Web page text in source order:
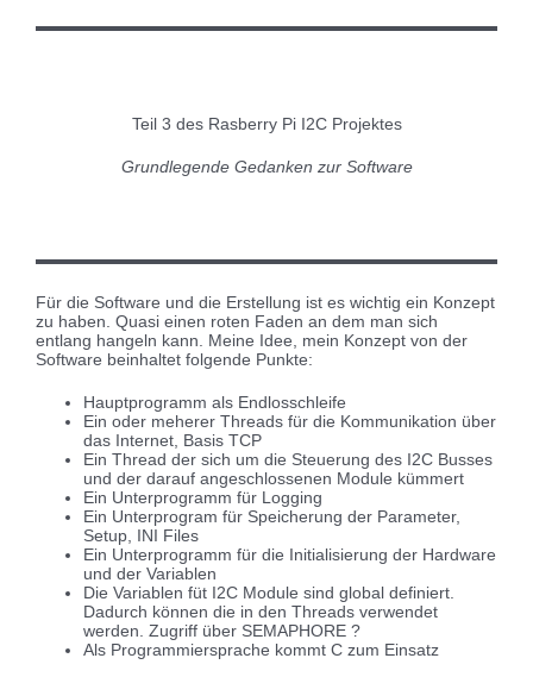
Bild
Teil 3 des Rasberry Pi I2C Projektes
Grundlegende Gedanken zur Software
Für die Software und die Erstellung ist es wichtig ein Konzept
zu haben. Quasi einen roten Faden an dem man sich
entlang hangeln kann. Meine Idee, mein Konzept von der
Software beinhaltet folgende Punkte:
Hauptprogramm als Endlosschleife
Ein oder meherer Threads für die Kommunikation über
das Internet, Basis TCP
Ein Thread der sich um die Steuerung des I2C Busses
und der darauf angeschlossenen Module kümmert
Ein Unterprogramm für Logging
Ein Unterprogram für Speicherung der Parameter,
Setup, INI Files
Ein Unterprogramm für die Initialisierung der Hardware
und der Variablen
Die Variablen füt I2C Module sind global definiert.
Dadurch können die in den Threads verwendet
werden. Zugriff über SEMAPHORE ?
Als Programmiersprache kommt C zum Einsatz